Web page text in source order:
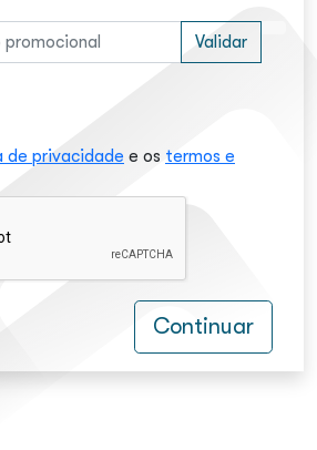
Validar
de privacidade e os termos e
Continuar